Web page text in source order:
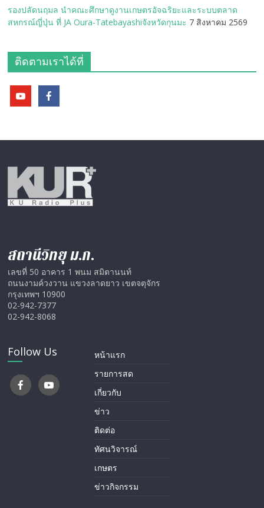
รองปลัดนฤมล นำคณะศึกษาดูงานเกษตรอัจฉริยะและระบบตลาด
สหกรณ์ญี่ปุ่น ที่ JA Oura-Tatebayashiจังหวัดกุนมะ 7 สิงหาคม 2569
ติดตามเราได้ที่
สถานีวิทยุ ม.ก.
เลขที่ 50 อาคาร 1 พนม สมิตานนท์
ถนนงามค์วงวาน แขวงลาดยาว เขตจตุจักร
กรุงเทพฯ 10900
02-942-7377
02-942-8068
Follow Us
หน้าแรก
รายการสด
เกี่ยวกับ
ข่าว
ติดต่อ
ทัศนวิจารณ์
เกษตร
ข่าวกิจกรรม